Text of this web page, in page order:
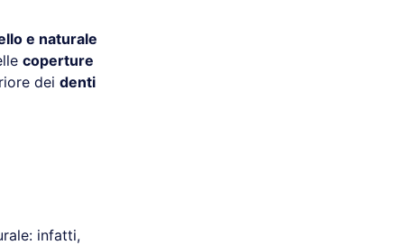
e naturale
coperture
dei denti
infatti,